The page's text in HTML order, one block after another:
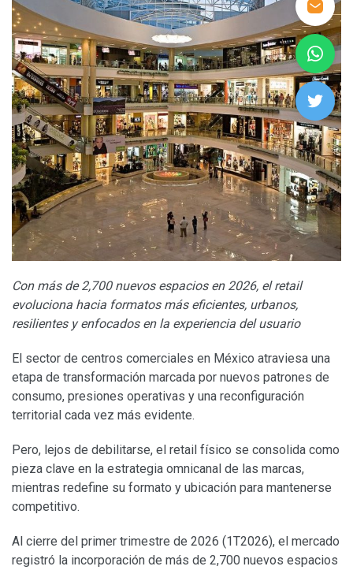
Con más de 2,700 nuevos espacios en 2026, el retail
evoluciona hacia formatos más eficientes, urbanos,
resilientes y enfocados en la experiencia del usuario
El sector de centros comerciales en México atraviesa una
etapa de transformación marcada por nuevos patrones de
consumo, presiones operativas y una reconfiguración
territorial cada vez más evidente.
Pero, lejos de debilitarse, el retail físico se consolida como
pieza clave en la estrategia omnicanal de las marcas,
mientras redefine su formato y ubicación para mantenerse
competitivo.
Al cierre del primer trimestre de 2026 (1T2026), el mercado
registró la incorporación de más de 2,700 nuevos espacios